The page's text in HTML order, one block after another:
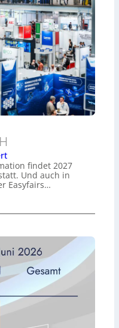
findet 2027
Und auch in
Easyfairs…